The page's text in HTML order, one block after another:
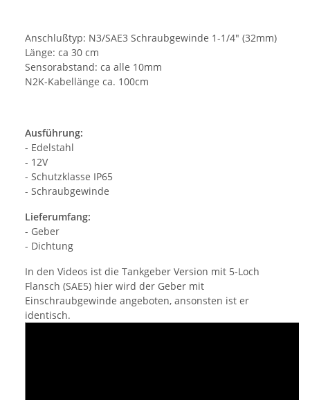
Anschlußtyp: N3/SAE3 Schraubgewinde 1-1/4" (32mm)
Länge: ca 30 cm
Sensorabstand: ca alle 10mm
N2K-Kabellänge ca. 100cm
Ausführung:
- Edelstahl
- 12V
- Schutzklasse IP65
- Schraubgewinde
Lieferumfang:
- Geber
- Dichtung
In den Videos ist die Tankgeber Version mit 5-Loch
Flansch (SAE5) hier wird der Geber mit
Einschraubgewinde angeboten, ansonsten ist er
identisch.